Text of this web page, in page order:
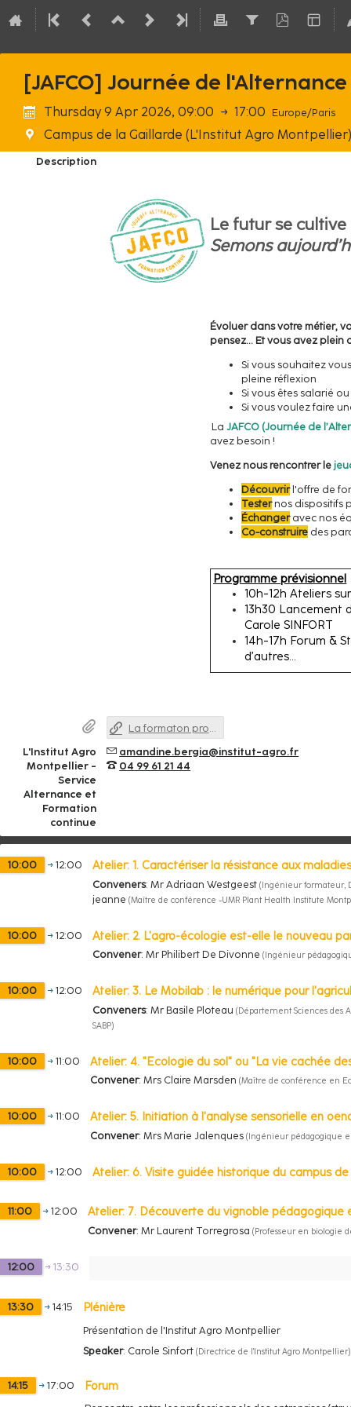
[JAFCO] Journée de
Thursday 9 Apr 2026, 09:00 → 17:00 Europe/Paris
Campus de la Gaillarde (L'Institut Agro
Description
Le futur se
Semons
Évoluer dans votre métier,
pensez… Et vous avez plein
Si vous souhaitez
pleine réflexion
Si vous êtes salarié
Si vous voulez faire
LaJAFCO (Journée de
avez besoin !
Venez nous rencontrer le
Découvrir l'offre de
Tester nos dispositifs
Échanger avec nos
Co-construire des
Programme prévisionnel
10h-12h Ateliers
13h30 Lancement
Carole SINFORT
14h-17h Forum &
d’autres…
La formaton professionnelle continue à l'Institut Agro Montpellier
L'Institut Agro
Montpellier -
Service
Alternance et
Formation
continue
amandine.bergia@institut-agro.fr
04 99 61 21 44
10:00 → 12:00 Atelier: 1. Caractériser la résistance aux
Conveners: Mr Adriaan Westgeest (Ingénieur formateur,
jeanne (Maître de conférence -UMR Plant Health Institute
10:00 → 12:00 Atelier: 2. L'agro-écologie est-elle le nouveau
Convener: Mr Philibert De Divonne ( Ingénieur
10:00 → 12:00 Atelier: 3. Le Mobilab : le numérique pour
Conveners: Mr Basile Ploteau (Département Sciences des
SABP)
10:00 → 11:00 Atelier: 4. "Ecologie du sol" ou "La vie cachée
Convener: Mrs Claire Marsden (Maître de conférence en
10:00 → 11:00 Atelier: 5. Initiation à l'analyse sensorielle en
Convener: Mrs Marie Jalenques (Ingénieur pédagogique
10:00 → 12:00 Atelier: 6. Visite guidée historique du campus de
11:00 → 12:00 Atelier: 7. Découverte du vignoble pédagogique
Convener: Mr Laurent Torregrosa (Professeur en biologie
12:00 → 13:30
13:30 → 14:15 Plénière
Présentation de l'Institut Agro Montpellier
Speaker: Carole Sinfort (Directrice de l'Institut Agro Montpellier)
14:15 → 17:00 Forum